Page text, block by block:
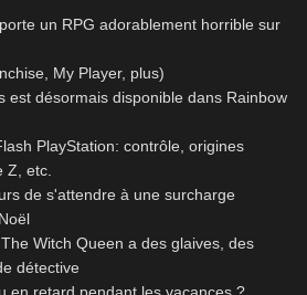
un RPG adorablement horrible sur
My Player, plus)
est désormais disponible dans Rainbow
PlayStation: contrôle, origines
Z, etc.
de s'attendre à une surcharge
Witch Queen a des glaives, des
détective